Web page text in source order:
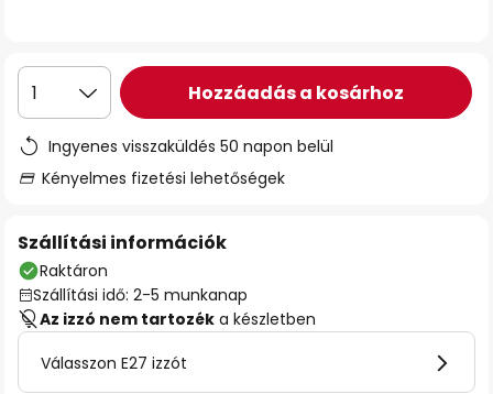
1 Hozzáadás a kosárhoz
Ingyenes visszaküldés 50 napon belül
Kényelmes fizetési lehetőségek
Szállítási információk
Raktáron
Szállítási idő: 2-5 munkanap
Az izzó nem tartozék a készletben
Válasszon E27 izzót